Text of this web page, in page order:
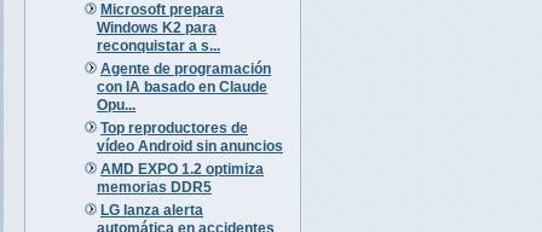
Microsoft prepara
Windows K2 para
reconquistar a s...
Agente de programación
con IA basado en Claude
Opu...
Top reproductores de
vídeo Android sin anuncios
AMD EXPO 1.2 optimiza
memorias DDR5
LG lanza alerta
automática en accidentes